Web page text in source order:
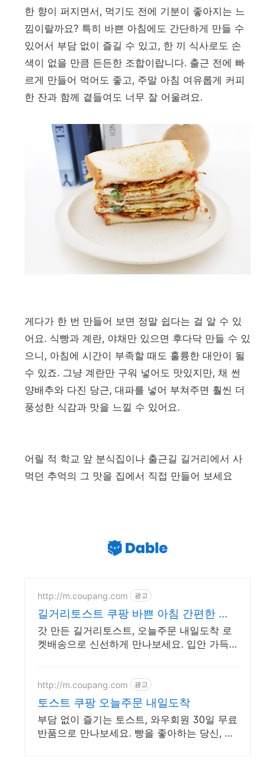
한 향이 퍼지면서, 먹기도 전에 기분이 좋아지는 느
낌이랄까요? 특히 바쁜 아침에도 간단하게 만들 수
있어서 부담 없이 즐길 수 있고, 한 끼 식사로도 손
색이 없을 만큼 든든한 조합이랍니다. 출근 전에 빠
르게 만들어 먹어도 좋고, 주말 아침 여유롭게 커피
한 잔과 함께 곁들여도 너무 잘 어울려요.
​게다가 한 번 만들어 보면 정말 쉽다는 걸 알 수 있
어요. 식빵과 계란, 야채만 있으면 후다닥 만들 수 있
으니, 아침에 시간이 부족할 때도 훌륭한 대안이 될
수 있죠. 그냥 계란만 구워 넣어도 맛있지만, 채 썬
양배추와 다진 당근, 대파를 넣어 부쳐주면 훨씬 더
풍성한 식감과 맛을 느낄 수 있어요.
어릴 적 학교 앞 분식집이나 출근길 길거리에서 사
먹던 추억의 그 맛을 집에서 직접 만들어 보세요
http://m.coupang.com 광고
길거리토스트 쿠팡 바쁜 아침 간편한 한
끼
갓 만든 길거리토스트, 오늘주문 내일도착 로
켓배송으로 신선하게 만나보세요. 입안 가득
http://m.coupang.com 광고
토스트 쿠팡 오늘주문 내일도착
부담 없이 즐기는 토스트, 와우회원 30일 무료
반품으로 만나보세요. 빵을 좋아하는 당신, 풍